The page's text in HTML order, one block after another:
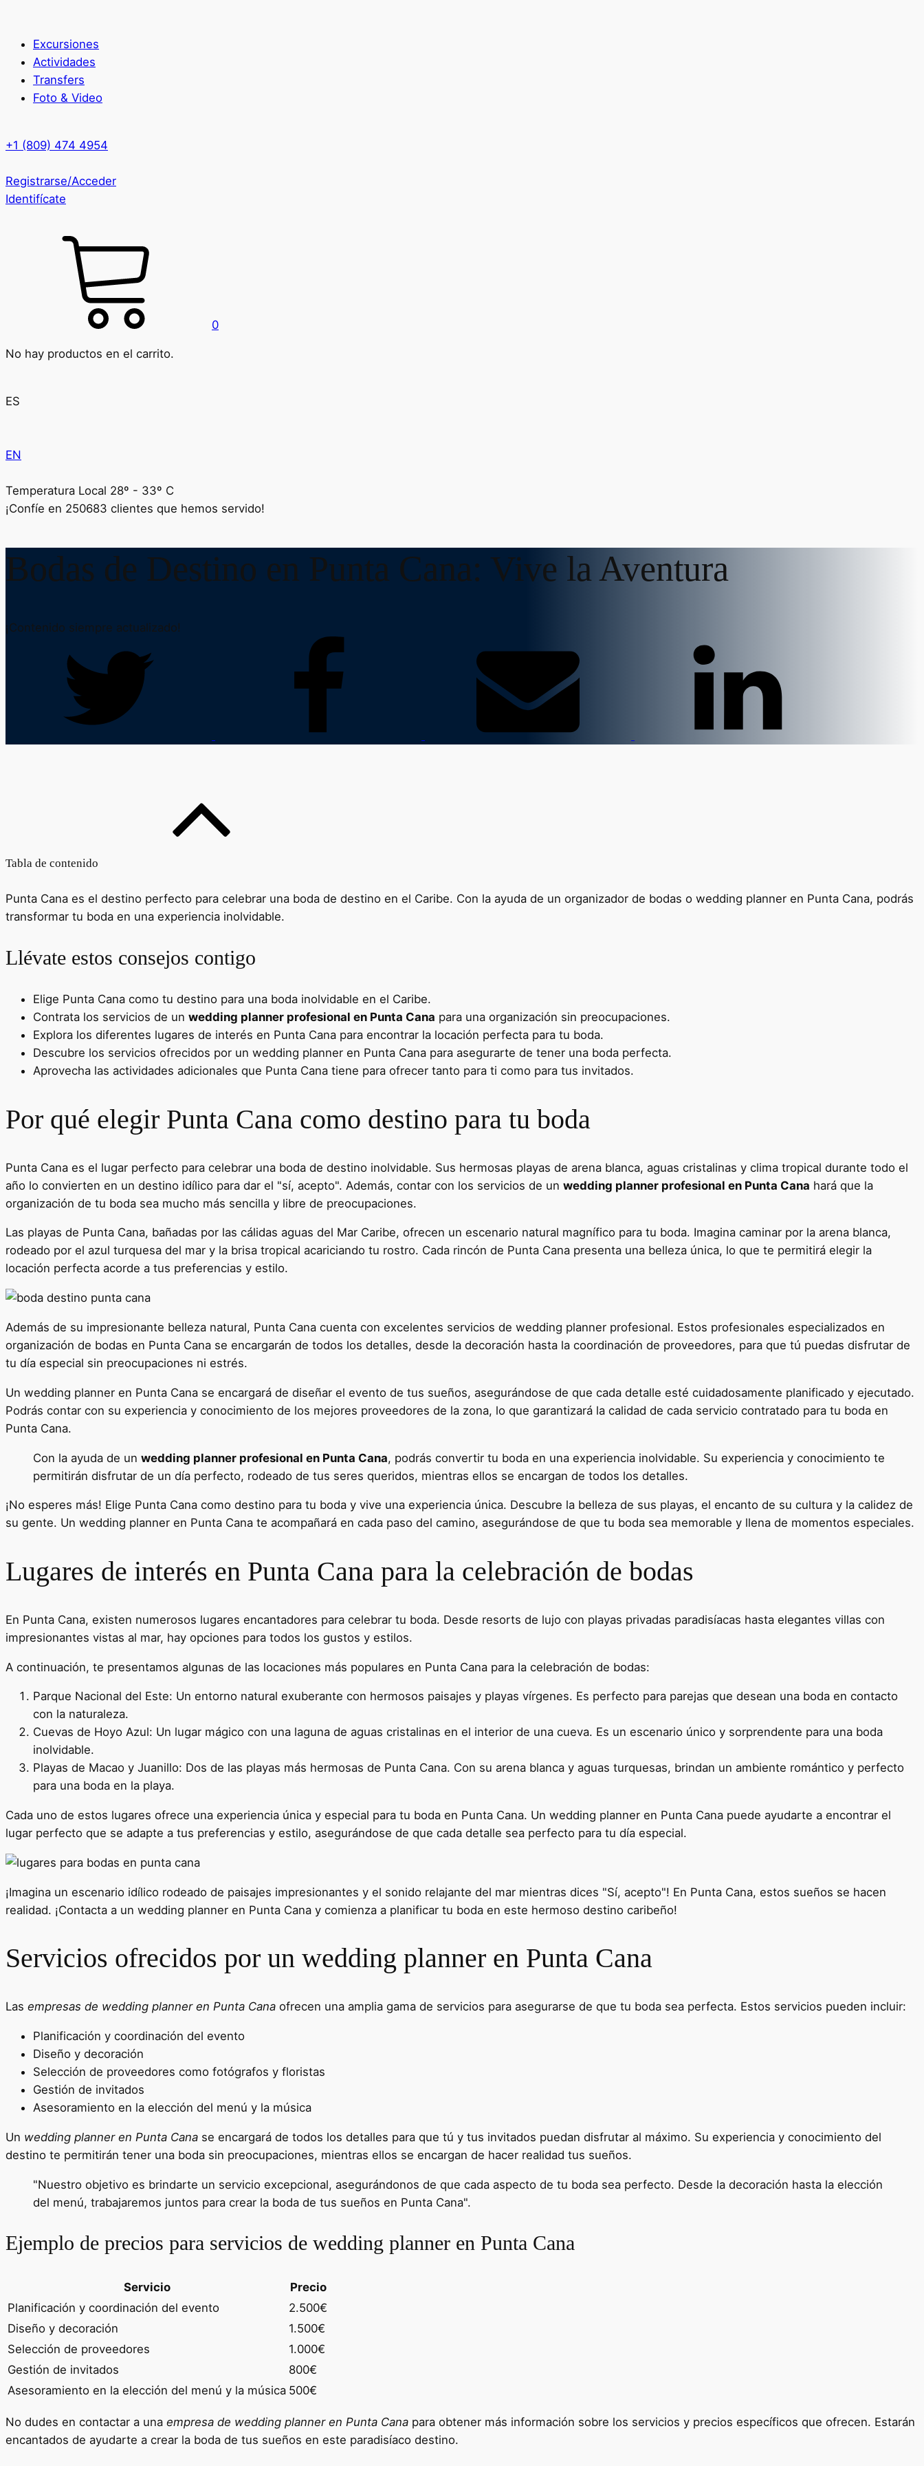
Excursiones
Actividades
Transfers
Foto & Video
+1 (809) 474 4954
Registrarse/Acceder
Identifícate
0
No hay productos en el carrito.
ES
EN
Temperatura Local 28º - 33º C
¡Confíe en 250683 clientes que hemos servido!
Bodas de Destino en Punta Cana: Vive la Aventura
¡Contenido siempre actualizado!
Tabla de contenido
Punta Cana es el destino perfecto para celebrar una boda de destino en el Caribe. Con la ayuda de un organizador de bodas o wedding planner en Punta Cana, podrás
transformar tu boda en una experiencia inolvidable.
Llévate estos consejos contigo
Elige Punta Cana como tu destino para una boda inolvidable en el Caribe.
Contrata los servicios de un wedding planner profesional en Punta Cana para una organización sin preocupaciones.
Explora los diferentes lugares de interés en Punta Cana para encontrar la locación perfecta para tu boda.
Descubre los servicios ofrecidos por un wedding planner en Punta Cana para asegurarte de tener una boda perfecta.
Aprovecha las actividades adicionales que Punta Cana tiene para ofrecer tanto para ti como para tus invitados.
Por qué elegir Punta Cana como destino para tu boda
Punta Cana es el lugar perfecto para celebrar una boda de destino inolvidable. Sus hermosas playas de arena blanca, aguas cristalinas y clima tropical durante todo el
año lo convierten en un destino idílico para dar el "sí, acepto". Además, contar con los servicios de un wedding planner profesional en Punta Cana hará que la
organización de tu boda sea mucho más sencilla y libre de preocupaciones.
Las playas de Punta Cana, bañadas por las cálidas aguas del Mar Caribe, ofrecen un escenario natural magnífico para tu boda. Imagina caminar por la arena blanca,
rodeado por el azul turquesa del mar y la brisa tropical acariciando tu rostro. Cada rincón de Punta Cana presenta una belleza única, lo que te permitirá elegir la
locación perfecta acorde a tus preferencias y estilo.
Además de su impresionante belleza natural, Punta Cana cuenta con excelentes servicios de wedding planner profesional. Estos profesionales especializados en
organización de bodas en Punta Cana se encargarán de todos los detalles, desde la decoración hasta la coordinación de proveedores, para que tú puedas disfrutar de
tu día especial sin preocupaciones ni estrés.
Un wedding planner en Punta Cana se encargará de diseñar el evento de tus sueños, asegurándose de que cada detalle esté cuidadosamente planificado y ejecutado.
Podrás contar con su experiencia y conocimiento de los mejores proveedores de la zona, lo que garantizará la calidad de cada servicio contratado para tu boda en
Punta Cana.
Con la ayuda de un wedding planner profesional en Punta Cana, podrás convertir tu boda en una experiencia inolvidable. Su experiencia y conocimiento te
permitirán disfrutar de un día perfecto, rodeado de tus seres queridos, mientras ellos se encargan de todos los detalles.
¡No esperes más! Elige Punta Cana como destino para tu boda y vive una experiencia única. Descubre la belleza de sus playas, el encanto de su cultura y la calidez de
su gente. Un wedding planner en Punta Cana te acompañará en cada paso del camino, asegurándose de que tu boda sea memorable y llena de momentos especiales.
Lugares de interés en Punta Cana para la celebración de bodas
En Punta Cana, existen numerosos lugares encantadores para celebrar tu boda. Desde resorts de lujo con playas privadas paradisíacas hasta elegantes villas con
impresionantes vistas al mar, hay opciones para todos los gustos y estilos.
A continuación, te presentamos algunas de las locaciones más populares en Punta Cana para la celebración de bodas:
Parque Nacional del Este: Un entorno natural exuberante con hermosos paisajes y playas vírgenes. Es perfecto para parejas que desean una boda en contacto
con la naturaleza.
Cuevas de Hoyo Azul: Un lugar mágico con una laguna de aguas cristalinas en el interior de una cueva. Es un escenario único y sorprendente para una boda
inolvidable.
Playas de Macao y Juanillo: Dos de las playas más hermosas de Punta Cana. Con su arena blanca y aguas turquesas, brindan un ambiente romántico y perfecto
para una boda en la playa.
Cada uno de estos lugares ofrece una experiencia única y especial para tu boda en Punta Cana. Un wedding planner en Punta Cana puede ayudarte a encontrar el
lugar perfecto que se adapte a tus preferencias y estilo, asegurándose de que cada detalle sea perfecto para tu día especial.
¡Imagina un escenario idílico rodeado de paisajes impresionantes y el sonido relajante del mar mientras dices "Sí, acepto"! En Punta Cana, estos sueños se hacen
realidad. ¡Contacta a un wedding planner en Punta Cana y comienza a planificar tu boda en este hermoso destino caribeño!
Servicios ofrecidos por un wedding planner en Punta Cana
Las empresas de wedding planner en Punta Cana ofrecen una amplia gama de servicios para asegurarse de que tu boda sea perfecta. Estos servicios pueden incluir:
Planificación y coordinación del evento
Diseño y decoración
Selección de proveedores como fotógrafos y floristas
Gestión de invitados
Asesoramiento en la elección del menú y la música
Un wedding planner en Punta Cana se encargará de todos los detalles para que tú y tus invitados puedan disfrutar al máximo. Su experiencia y conocimiento del
destino te permitirán tener una boda sin preocupaciones, mientras ellos se encargan de hacer realidad tus sueños.
"Nuestro objetivo es brindarte un servicio excepcional, asegurándonos de que cada aspecto de tu boda sea perfecto. Desde la decoración hasta la elección
del menú, trabajaremos juntos para crear la boda de tus sueños en Punta Cana".
Ejemplo de precios para servicios de wedding planner en Punta Cana
Servicio
Precio
Planificación y coordinación del evento
2.500€
Diseño y decoración
1.500€
Selección de proveedores
1.000€
Gestión de invitados
800€
Asesoramiento en la elección del menú y la música 500€
No dudes en contactar a una empresa de wedding planner en Punta Cana para obtener más información sobre los servicios y precios específicos que ofrecen. Estarán
encantados de ayudarte a crear la boda de tus sueños en este paradisíaco destino.